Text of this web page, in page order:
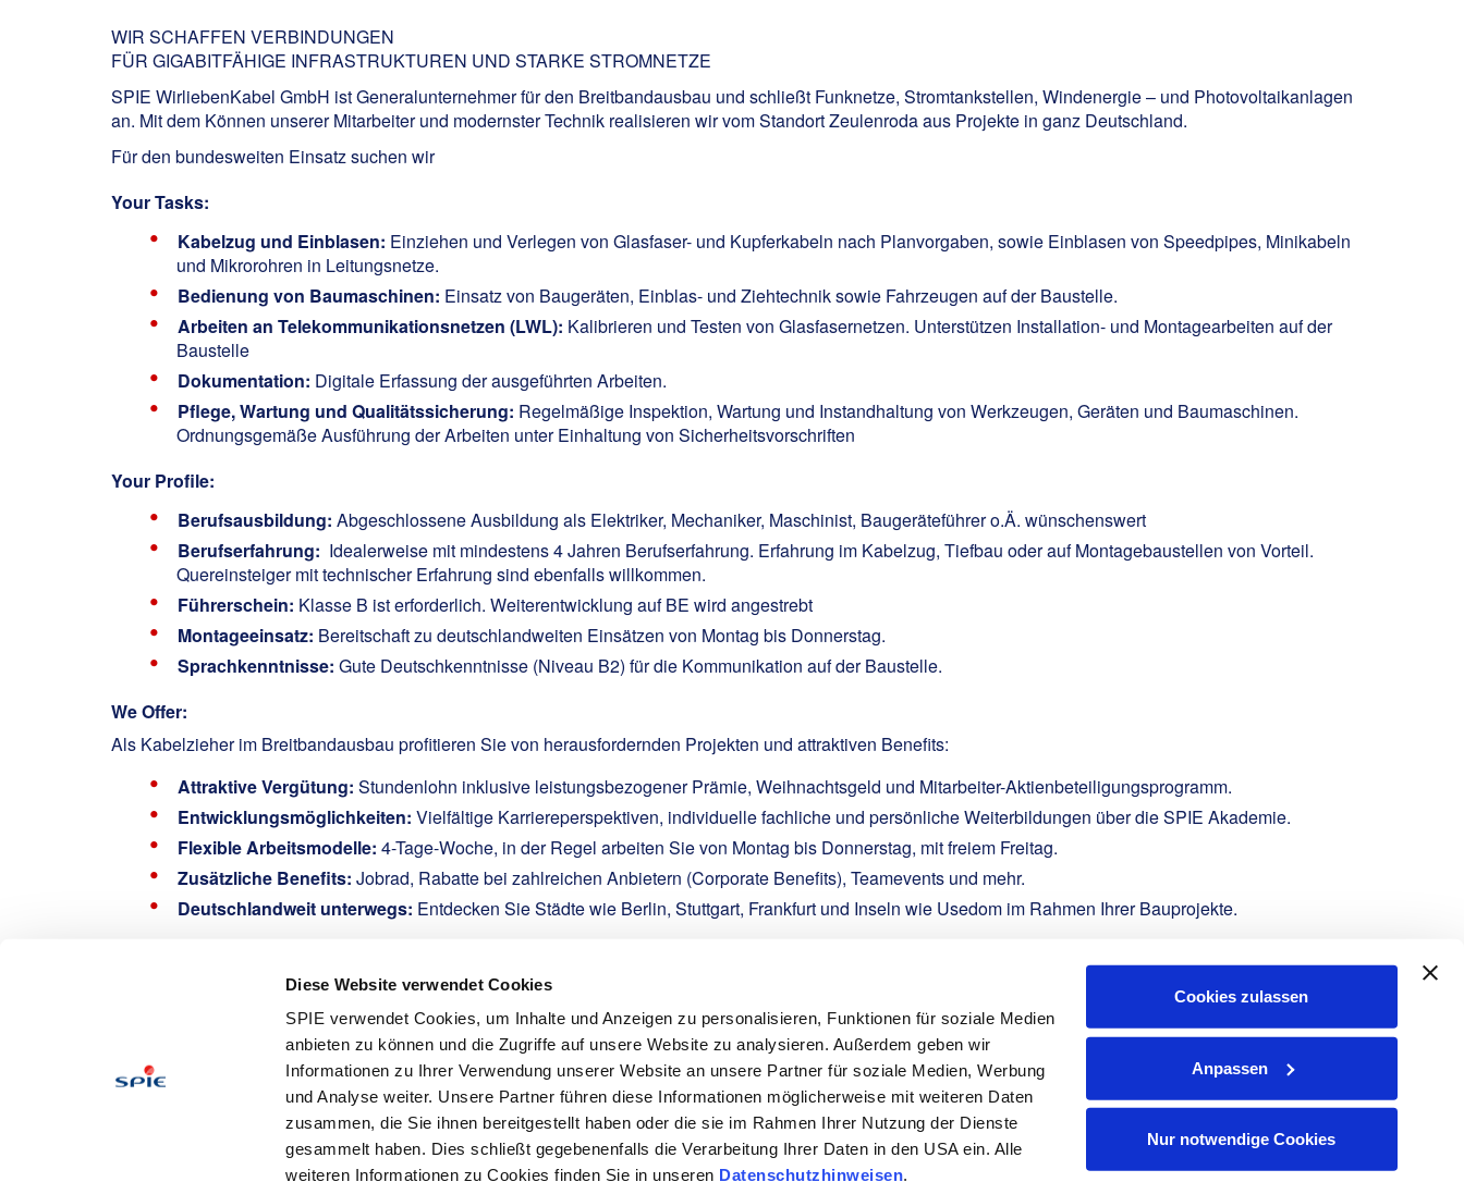
Diese Website verwendet Cookies
SPIE verwendet Cookies, um Inhalte und Anzeigen zu personalisieren, Funktionen für soziale Medien
anbieten zu können und die Zugriffe auf unsere Website zu analysieren. Außerdem geben wir
Informationen zu Ihrer Verwendung unserer Website an unsere Partner für soziale Medien, Werbung
und Analyse weiter. Unsere Partner führen diese Informationen möglicherweise mit weiteren Daten
zusammen, die Sie ihnen bereitgestellt haben oder die sie im Rahmen Ihrer Nutzung der Dienste
gesammelt haben. Dies schließt gegebenenfalls die Verarbeitung Ihrer Daten in den USA ein. Alle
weiteren Informationen zu Cookies finden Sie in unseren Datenschutzhinweisen.
Cookies zulassen
Anpassen
Nur notwendige Cookies
WIR SCHAFFEN VERBINDUNGEN
FÜR GIGABITFÄHIGE INFRASTRUKTUREN UND STARKE STROMNETZE
SPIE WirliebenKabel GmbH ist Generalunternehmer für den Breitbandausbau und schließt Funknetze, Stromtankstellen, Windenergie – und Photovoltaikanlagen
an. Mit dem Können unserer Mitarbeiter und modernster Technik realisieren wir vom Standort Zeulenroda aus Projekte in ganz Deutschland.
Für den bundesweiten Einsatz suchen wir
Your Tasks:
Kabelzug und Einblasen: Einziehen und Verlegen von Glasfaser- und Kupferkabeln nach Planvorgaben, sowie Einblasen von Speedpipes, Minikabeln
und Mikrorohren in Leitungsnetze.
Bedienung von Baumaschinen: Einsatz von Baugeräten, Einblas- und Ziehtechniksowie Fahrzeugen auf der Baustelle.
Arbeiten an Telekommunikationsnetzen (LWL): Kalibrieren und Testen von Glasfasernetzen. Unterstützen Installation- und Montagearbeiten auf der
Baustelle
Dokumentation: Digitale Erfassung der ausgeführten Arbeiten.
Pflege, Wartung und Qualitätssicherung: Regelmäßige Inspektion, Wartung und Instandhaltung von Werkzeugen, Geräten und Baumaschinen.
Ordnungsgemäße Ausführung der Arbeiten unter Einhaltung von Sicherheitsvorschriften
Your Profile:
Berufsausbildung: Abgeschlossene Ausbildung als Elektriker, Mechaniker, Maschinist, Baugeräteführer o.Ä. wünschenswert
Berufserfahrung: Idealerweise mit mindestens 4 Jahren Berufserfahrung. Erfahrung im Kabelzug, Tiefbau oder auf Montagebaustellen von Vorteil.
Quereinsteiger mit technischer Erfahrung sind ebenfalls willkommen.
Führerschein: Klasse B ist erforderlich. Weiterentwicklung auf BE wird angestrebt
Montageeinsatz: Bereitschaft zu deutschlandweiten Einsätzen von Montag bis Donnerstag.
Sprachkenntnisse: Gute Deutschkenntnisse (Niveau B2) für die Kommunikation auf der Baustelle.
We Offer:
Als Kabelzieher im Breitbandausbau profitieren Sie von herausfordernden Projekten und attraktiven Benefits:
Attraktive Vergütung: Stundenlohn inklusive leistungsbezogener Prämie, Weihnachtsgeld und Mitarbeiter-Aktienbeteiligungsprogramm.
Entwicklungsmöglichkeiten: Vielfältige Karriereperspektiven, individuelle fachliche und persönliche Weiterbildungen über die SPIE Akademie.
Flexible Arbeitsmodelle: 4-Tage-Woche, in der Regel arbeiten Sie von Montag bis Donnerstag, mit freiem Freitag.
Zusätzliche Benefits: Jobrad, Rabatte bei zahlreichen Anbietern (Corporate Benefits), Teamevents und mehr.
Deutschlandweit unterwegs: Entdecken Sie Städte wie Berlin, Stuttgart, Frankfurt und Inseln wie Usedom im Rahmen Ihrer Bauprojekte.
Email: philipp.hafner@spie.de
Werden Sie Teil eines erfolgreichen Teams! Wir freuen uns auf Ihre Bewerbung unter Angabe Ihres frühestmöglichen Eintrittstermins und Ihrer Lohnvorstellung an
sandra.handtrack@spie.com.